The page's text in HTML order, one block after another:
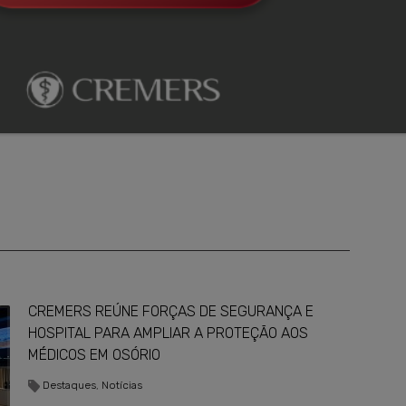
CREMERS REÚNE FORÇAS DE SEGURANÇA E
HOSPITAL PARA AMPLIAR A PROTEÇÃO AOS
MÉDICOS EM OSÓRIO
Destaques, Notícias